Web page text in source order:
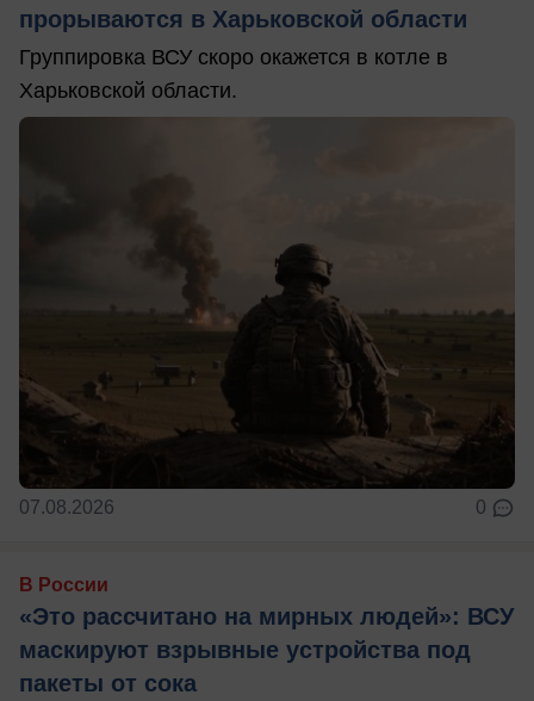
прорываются в Харьковской области
Группировка ВСУ скоро окажется в котле в
Харьковской области.
07.08.2026 0
В России
«Это рассчитано на мирных людей»: ВСУ
маскируют взрывные устройства под
пакеты от сока